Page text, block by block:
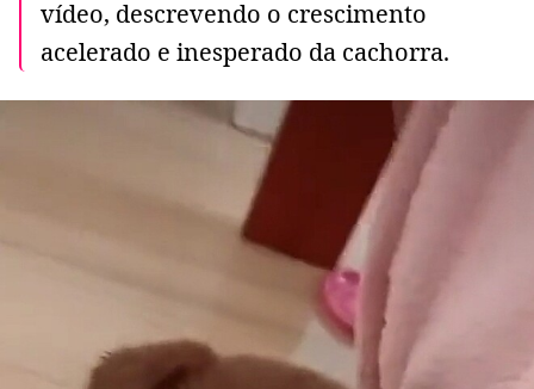
vídeo, descrevendo o crescimento
acelerado e inesperado da cachorra.